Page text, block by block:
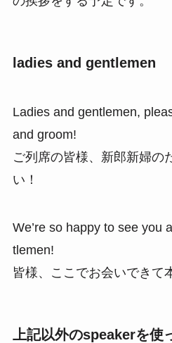
ladies and gentlemen
Ladies and gentlemen,
and groom!
ご列席の皆様、新郎新婦の
い！
We’re so happy to see you
tlemen!
皆様、ここでお会いできて
上記以外のspeakerを使